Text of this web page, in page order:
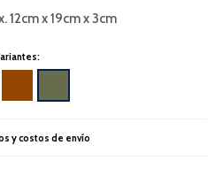
12cm x 19cm x 3cm
y costos de envío